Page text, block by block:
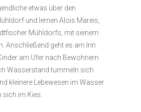
etwas über den
und lernen Alois Mareis,
Mühldorfs, mit seinem
Anschließend geht es am Inn
am Ufer nach Bewohnern
Wasserstand tummeln sich
kleinere Lebewesen im Wasser
sich im Kies.